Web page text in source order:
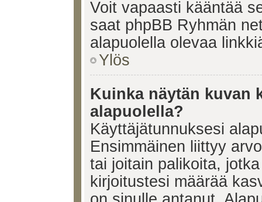
Voit vapaasti kääntää
saat phpBB Ryhmän
alapuolella olevaa
Ylös
Kuinka näytän kuvan
alapuolella?
Käyttäjätunnuksesi
Ensimmäinen liittyy
tai joitain palikoita,
kirjoitustesi määrää